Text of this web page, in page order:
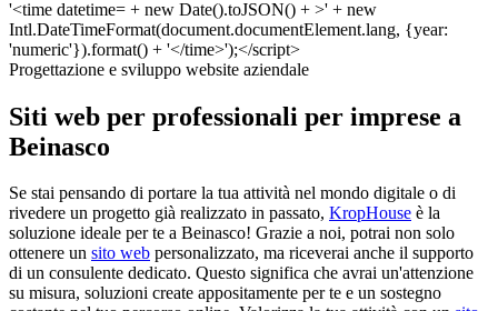
Progettazione e sviluppo website aziendale
Siti web per professionali per imprese a
Beinasco
Se stai pensando di portare la tua attività nel mondo digitale o di
rivedere un progetto già realizzato in passato, KropHouse è la
soluzione ideale per te a Beinasco! Grazie a noi, potrai non solo
ottenere un sito web personalizzato, ma riceverai anche il supporto
di un consulente dedicato. Questo significa che avrai un'attenzione
su misura, soluzioni create appositamente per te e un sostegno